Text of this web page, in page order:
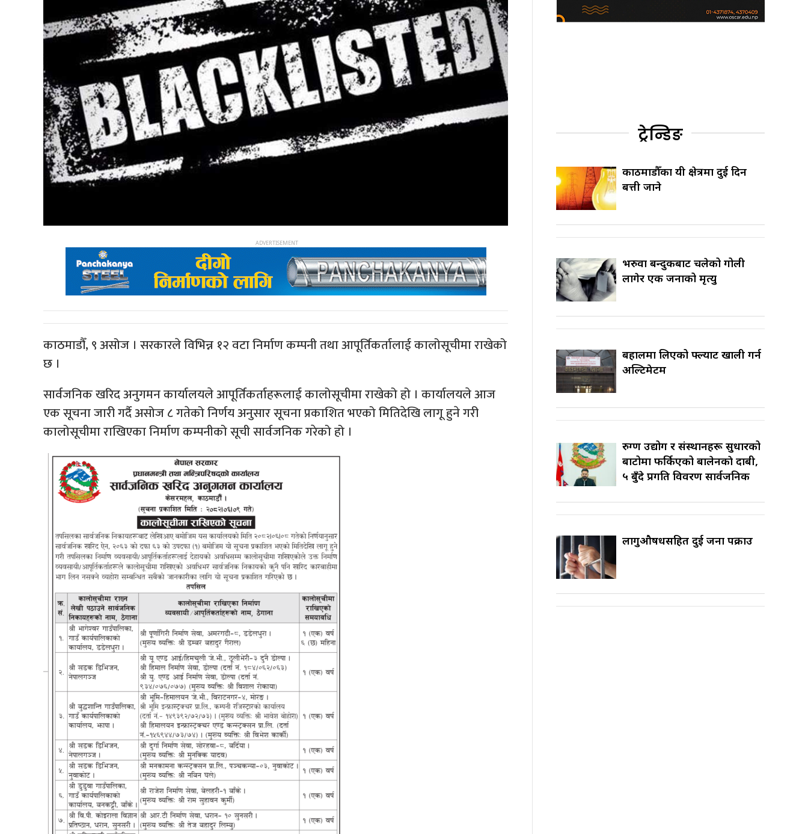
काठमाडौँ, ९ असोज । सरकारले विभिन्न १२ वटा निर्माण कम्पनी तथा आपूर्तिकर्तालाई कालोसूचीमा राखेको
छ ।
सार्वजनिक खरिद अनुगमन कार्यालयले आपूर्तिकर्ताहरूलाई कालोसूचीमा राखेको हो । कार्यालयले आज
एक सूचना जारी गर्दै असोज ८ गतेको निर्णय अनुसार सूचना प्रकाशित भएको मितिदेखि लागू हुने गरी
कालोसूचीमा राखिएका निर्माण कम्पनीको सूची सार्वजनिक गरेको हो ।
ट्रेन्डिङ
काठमाडौँका यी क्षेत्रमा दुई दिन
बत्ती जाने
भरुवा बन्दुकबाट चलेको गोली
लागेर एक जनाको मृत्यु
बहालमा लिएको फ्ल्याट खाली गर्न
अल्टिमेटम
रुग्ण उद्योग र संस्थानहरू सुधारको
बाटोमा फर्किएको बालेनकाे दाबी,
५ बुँदे प्रगति विवरण सार्वजनिक
लागुऔषधसहित दुई जना पक्राउ